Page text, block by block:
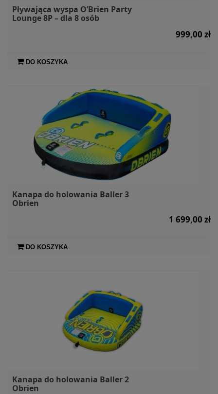
Pływająca wyspa O’Brien Party
Lounge 8P – dla 8 osób
999,00 zł
DO KOSZYKA
Kanapa do holowania Baller 3
Obrien
1 699,00 zł
DO KOSZYKA
Kanapa do holowania Baller 2
Obrien